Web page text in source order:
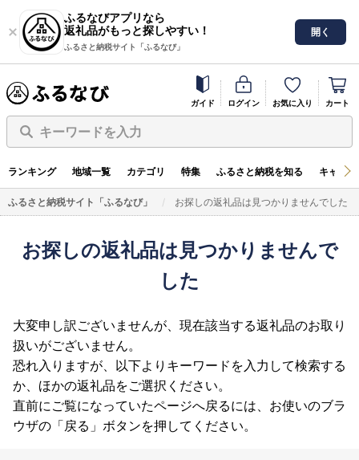
ふるなびアプリなら
返礼品がもっと探しやすい！
ふるさと納税サイト「ふるなび」
開く
ガイド ログイン お気に入り カート
キーワードを入力
ランキング 地域一覧 カテゴリ 特集 ふるさと納税を知る キャン
ふるさと納税サイト「ふるなび」 お探しの返礼品は見つかりませんでした
お探しの返礼品は見つかりませんで
した
大変申し訳ございませんが、現在該当する返礼品のお取り
扱いがございません。
恐れ入りますが、以下よりキーワードを入力して検索する
か、ほかの返礼品をご選択ください。
直前にご覧になっていたページへ戻るには、お使いのブラ
ウザの「戻る」ボタンを押してください。